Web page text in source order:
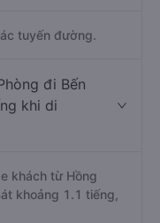
tuyến đường.
đi Bến
khi di
khách từ Hồng
khoảng 1.1 tiếng,